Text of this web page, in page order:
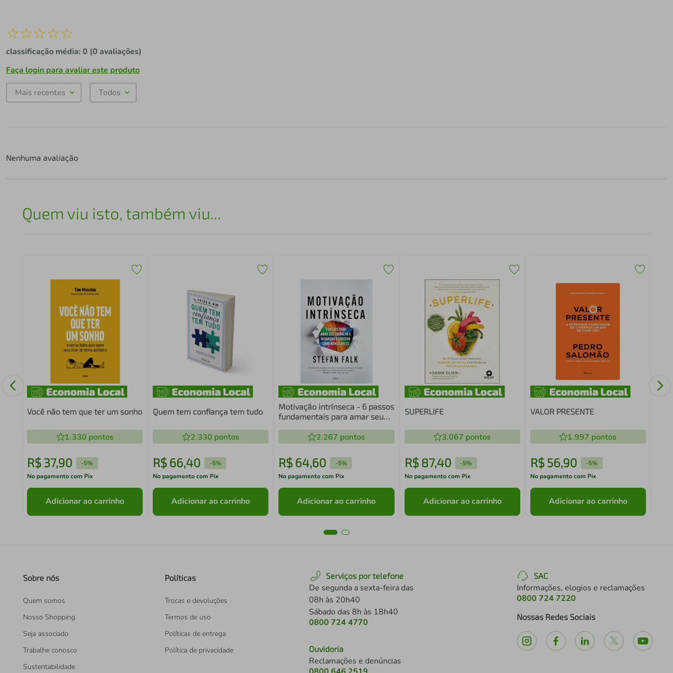
☆☆☆☆☆
classificação média: 0 (0 avaliações)
Faça login para avaliar este produto
Mais recentes Todos
Nenhuma avaliação
Quem viu isto, também viu...
Você não tem que ter um sonho
1.330 pontos
R$ 37,90 -5%
No pagamento com Pix
Adicionar ao carrinho
Quem tem confiança tem tudo
2.330 pontos
R$ 66,40 -5%
No pagamento com Pix
Adicionar ao carrinho
Motivação intrínseca - 6 passos
fundamentais para amar seu
total como nunca antes
2.267 pontos
R$64,60 -5%
No pagamento com Pix
Adicionar ao carrinho
SUPERLIFE
3.067 pontos
R$ 87,40 -5%
No pagamento com Pix
Adicionar ao carrinho
VALOR PRESENTE
1.997 pontos
R$ 56,90 -5%
No pagamento com Pix
Adicionar ao carrinho
Sobre nós
Quem somos
Nosso Shopping
Seja associado
Trabalhe conosco
Sustentabilidade
Políticas
Trocas e devoluções
Termos de uso
Políticas de entrega
Política de privacidade
Serviços por telefone
De segunda a sexta-feira das
08h às 20h40
Sábado das 8h às 18h40
0800 724 4770
Ouvidoria
Reclamações e denúncias
SAC
Informações, elogios e reclamações
0800 724 7220
Nossas Redes Sociais